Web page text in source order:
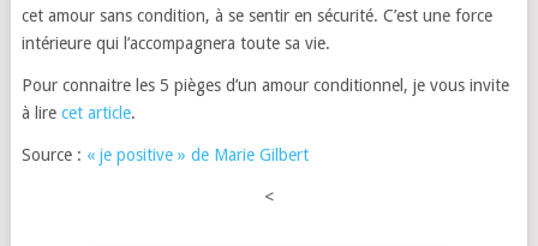
cet amour sans condition, à se sentir en sécurité. C’est une force
intérieure qui l’accompagnera toute sa vie.
Pour connaitre les 5 pièges d’un amour conditionnel, je vous invite
à lire cet article.
Source : « je positive » de Marie Gilbert
<